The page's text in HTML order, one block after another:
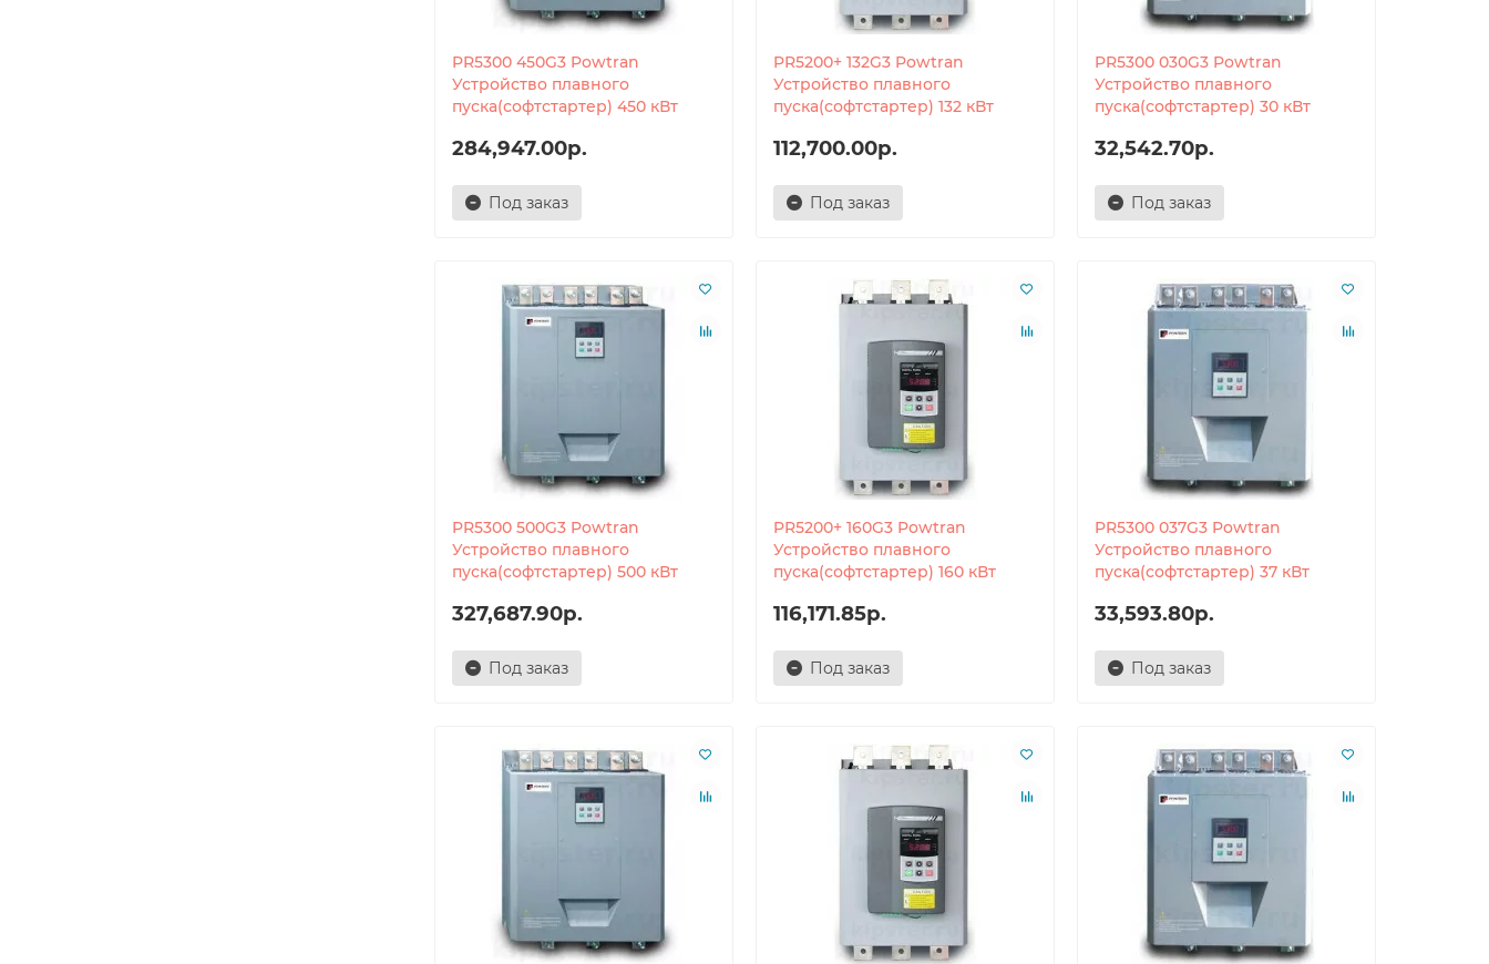
PR5300 450G3 Powtran
Устройство плавного
пуска(софтстартер) 450 кВт
284,947.00р.
Под заказ
PR5200+ 132G3 Powtran
Устройство плавного
пуска(софтстартер) 132 кВт
112,700.00р.
Под заказ
PR5300 030G3 Powtran
Устройство плавного
пуска(софтстартер) 30 кВт
32,542.70р.
Под заказ
PR5300 500G3 Powtran
Устройство плавного
пуска(софтстартер) 500 кВт
327,687.90р.
Под заказ
PR5200+ 160G3 Powtran
Устройство плавного
пуска(софтстартер) 160 кВт
116,171.85р.
Под заказ
PR5300 037G3 Powtran
Устройство плавного
пуска(софтстартер) 37 кВт
33,593.80р.
Под заказ